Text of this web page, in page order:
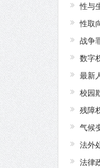
性与
性取
战争
数字
最新
校园
残障
气候
法外
法律